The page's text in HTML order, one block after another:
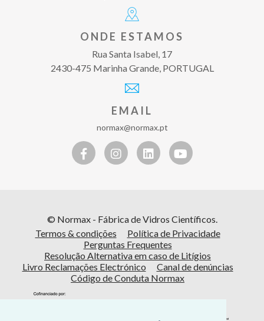
ONDE ESTAMOS
Rua Santa Isabel, 17
2430-475 Marinha Grande, PORTUGAL
EMAIL
normax@normax.pt
© Normax - Fábrica de Vidros Científicos.
Termos & condições
Política de Privacidade
Perguntas Frequentes
Resolução Alternativa em caso de Litígios
Livro Reclamações Electrónico
Canal de denúncias
Código de Conduta Normax